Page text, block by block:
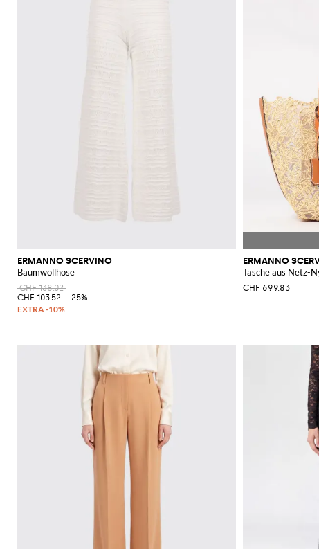
ERMANNO SCERVINO
Baumwollhose
CHF 138.02
CHF 103.52
-25%
ERMANNO
Tasche aus Netz-
CHF 699.83